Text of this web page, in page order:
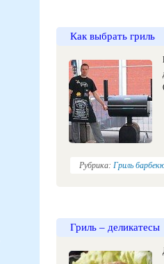
Как выбрать гриль
Рубрика: Гриль
Гриль – деликатесы